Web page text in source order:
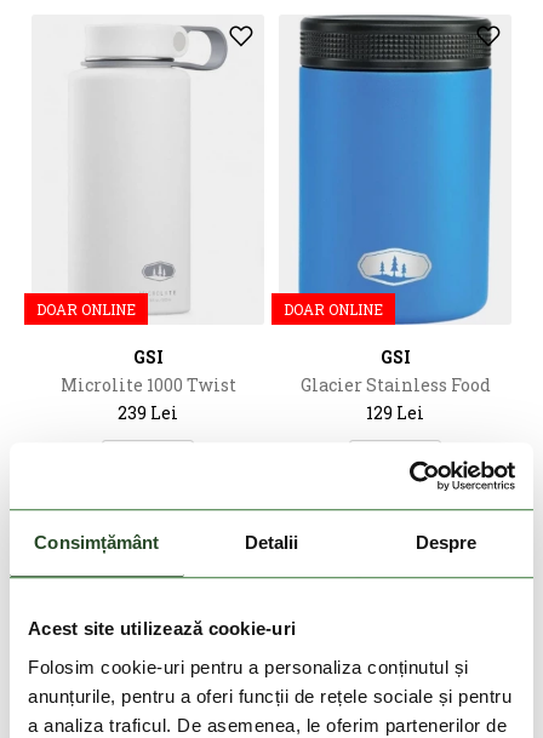
Consimțământ Detalii Despre
Acest site utilizează cookie-uri
Folosim cookie-uri pentru a personaliza conținutul și
anunțurile, pentru a oferi funcții de rețele sociale și pentru
a analiza traficul. De asemenea, le oferim partenerilor de
DOAR ONLINE
GSI
Microlite 1000 Twist
239 Lei
DOAR ONLINE
GSI
Glacier Stainless Food
Container 354Ml
129 Lei